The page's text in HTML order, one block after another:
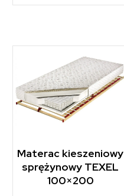
Materac kieszeniowy
sprężynowy TEXEL
100×200